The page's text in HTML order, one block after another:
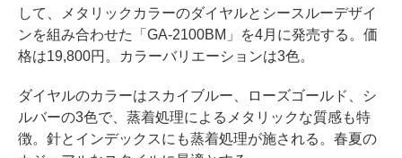
して、メタリックカラーのダイヤルとシースルーデザイ
ンを組み合わせた「GA-2100BM」を4月に発売する。価
格は19,800円。カラーバリエーションは3色。
ダイヤルのカラーはスカイブルー、ローズゴールド、シ
ルバーの3色で、蒸着処理によるメタリックな質感も特
徴。針とインデックスにも蒸着処理が施される。春夏の